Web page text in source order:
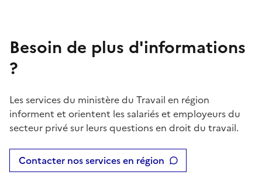
Besoin de plus d'informations
?
Les services du ministère du Travail en région
informent et orientent les salariés et employeurs du
secteur privé sur leurs questions en droit du travail.
Contacter nos services en région